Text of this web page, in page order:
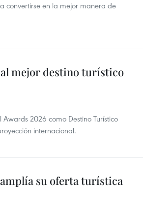
convertirse en la mejor manera de
mejor destino turístico
2026 como Destino Turístico
internacional.
su oferta turística